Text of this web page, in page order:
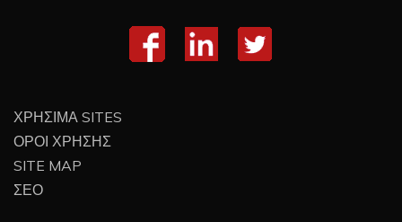
ΧΡΗΣΙΜΑ SITES
ΟΡΟΙ ΧΡΗΣΗΣ
SITE MAP
ΣΕΟ